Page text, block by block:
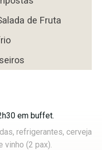
de Fruta
em buffet.
refrigerantes, cerveja
vinho (2 pax).